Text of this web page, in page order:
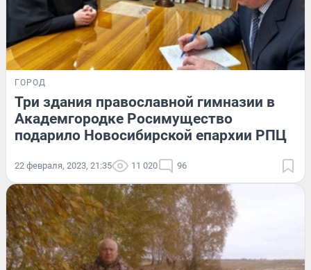
ГОРОД
Три здания православной гимназии в
Академгородке Росимущество
подарило Новосибирской епархии РПЦ
22 февраля, 2023, 21:35 11 020 96